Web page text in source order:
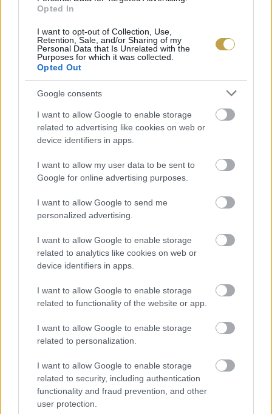
Opted In
I want to opt-out of Collection, Use,
Retention, Sale, and/or Sharing of my
Personal Data that Is Unrelated with the
Purposes for which it was collected.
Opted Out
Google consents
I want to allow Google to enable storage
related to advertising like cookies on web or
device identifiers in apps.
I want to allow my user data to be sent to
Google for online advertising purposes.
I want to allow Google to send me
personalized advertising.
I want to allow Google to enable storage
related to analytics like cookies on web or
device identifiers in apps.
I want to allow Google to enable storage
related to functionality of the website or app.
I want to allow Google to enable storage
related to personalization.
I want to allow Google to enable storage
related to security, including authentication
functionality and fraud prevention, and other
user protection.
EZEK IS ÉRDEKELHETNEK